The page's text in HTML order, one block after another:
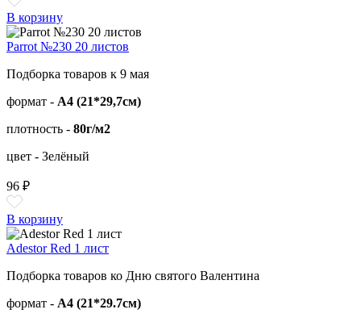
В корзину
Parrot №230 20 листов
Подборка товаров к 9 мая
формат - А4 (21*29,7см)
плотность - 80г/м2
цвет - Зелёный
96 ₽
В корзину
Adestor Red 1 лист
Подборка товаров ко Дню святого Валентина
формат - А4 (21*29.7см)